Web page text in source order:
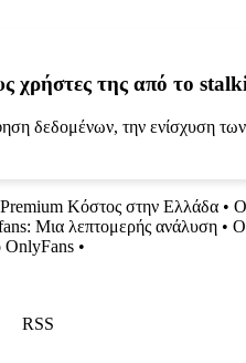
χρήστες της από το
δεδομένων, την ενίσχυση
Κόστος στην Ελλάδα •
Μια λεπτομερής ανάλυση •
OnlyFans •
RSS